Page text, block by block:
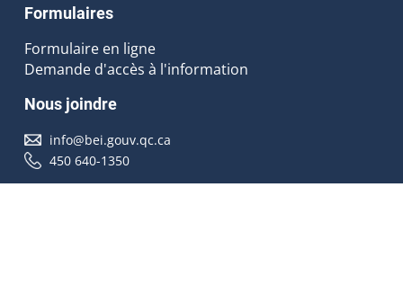
Formulaires
Formulaire en ligne
Demande d'accès à l'information
Nous joindre
info@bei.gouv.qc.ca
450 640-1350